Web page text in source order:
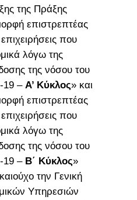
της Πράξης
επιστρεπτέας
που
λόγω της
της νόσου του
19 – Α’ Κύκλος» και
επιστρεπτέας
που
λόγω της
της νόσου του
19 – Β΄ Κύκλος»
την Γενική
Υπηρεσιών